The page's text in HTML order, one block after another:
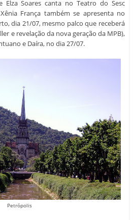
Elza Soares canta no Teatro do Sesc
França também se apresenta no
dia 21/07, mesmo palco que receberá
e revelação da nova geração da MPB),
e Daíra, no dia 27/07.
Petrópolis